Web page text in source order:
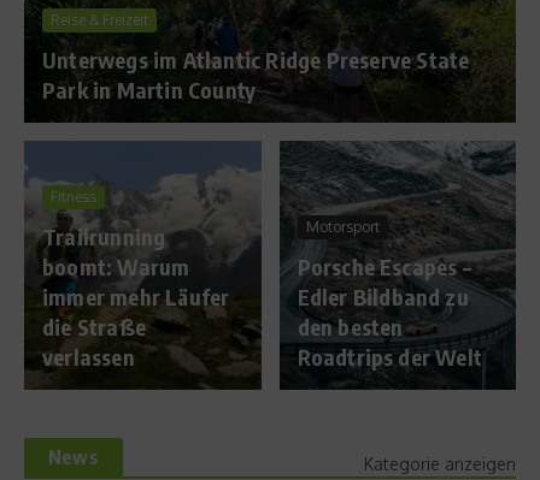
Reise & Freizeit
Unterwegs im Atlantic Ridge Preserve State
Park in Martin County
Fitness
Trailrunning
boomt: Warum
immer mehr Läufer
die Straße
verlassen
Motorsport
Porsche Escapes –
Edler Bildband zu
den besten
Roadtrips der Welt
News Kategorie anzeigen